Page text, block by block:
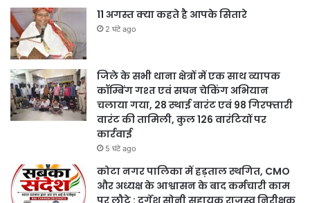
11 अगस्त क्या कहते है आपके सितारे
2 घंटे ago
जिले के सभी थाना क्षेत्रों में एक साथ व्यापक
कॉम्बिंग गश्त एवं सघन चेकिंग अभियान
चलाया गया, 28 स्थाई वारंट एवं 98 गिरफ्तारी
वारंट की तामिली, कुल 126 वारंटियों पर
कार्रवाई
5 घंटे ago
कोटा नगर पालिका में हड़ताल स्थगित, CMO
और अध्यक्ष के आश्वासन के बाद कर्मचारी काम
पर लौटे : दुर्गेश सोनी सहायक राजस्व निरीक्षक